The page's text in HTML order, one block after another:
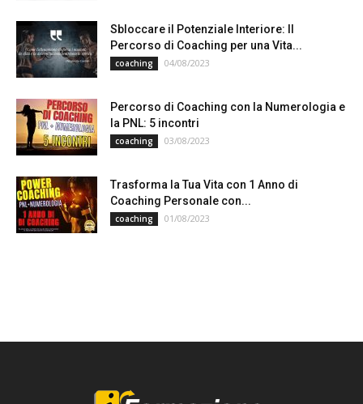
Sbloccare il Potenziale Interiore: Il
Percorso di Coaching per una Vita...
coaching 04/08/2023
Percorso di Coaching con la Numerologia e
la PNL: 5 incontri
coaching 03/08/2023
Trasforma la Tua Vita con 1 Anno di
Coaching Personale con...
coaching 01/08/2023